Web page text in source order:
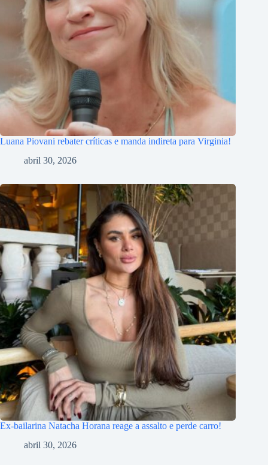
Luana Piovani rebater críticas e manda indireta para Virginia!
abril 30, 2026
Ex-bailarina Natacha Horana reage a assalto e perde carro!
abril 30, 2026